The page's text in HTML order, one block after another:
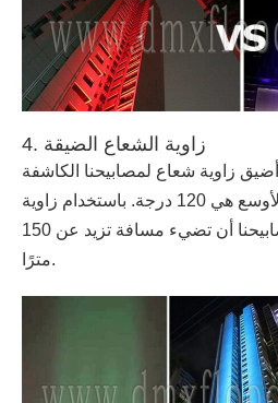
4. زاوية الشعاع الضيقة
أضيق زاوية شعاع لمصابيحنا الكاشفة DMX LED هي 5
درجات، وزاوية الشعاع الأوسع هي 120 درجة. باستخدام زاوية
شعاع ضيقة، يمكن لمصابيحنا أن تضيء مسافة تزيد عن 150
مترًا.